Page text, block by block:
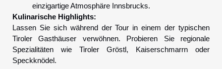
einzigartige Atmosphäre Innsbrucks.
Kulinarische Highlights:
Lassen Sie sich während der Tour in einem der typischen
Tiroler Gasthäuser verwöhnen. Probieren Sie regionale
Spezialitäten wie Tiroler Gröstl, Kaiserschmarrn oder
Speckknödel.